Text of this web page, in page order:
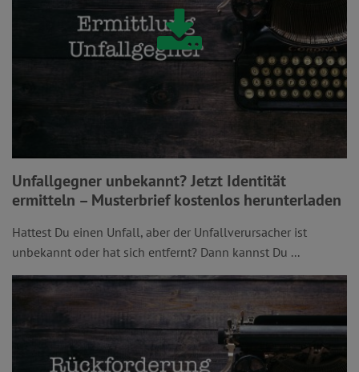
Unfallgegner unbekannt? Jetzt Identität
ermitteln – Musterbrief kostenlos herunterladen
Hattest Du einen Unfall, aber der Unfallverursacher ist
unbekannt oder hat sich entfernt? Dann kannst Du ...